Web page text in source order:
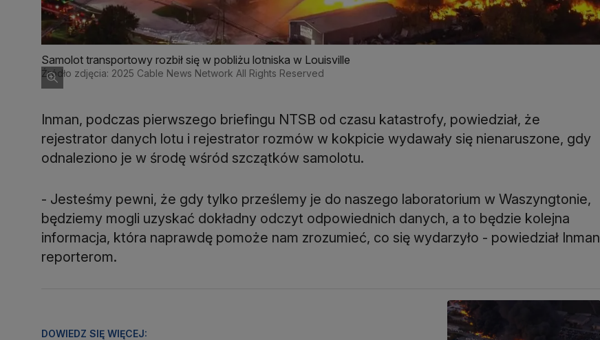
Samolot transportowy rozbił się w pobliżu lotniska w Louisville
Źródło zdjęcia: 2025 Cable News Network All Rights Reserved
Inman, podczas pierwszego briefingu NTSB od czasu katastrofy, powiedział, że
rejestrator danych lotu i rejestrator rozmów w kokpicie wydawały się nienaruszone, gdy
odnaleziono je w środę wśród szczątków samolotu.
- Jesteśmy pewni, że gdy tylko prześlemy je do naszego laboratorium w Waszyngtonie,
będziemy mogli uzyskać dokładny odczyt odpowiednich danych, a to będzie kolejna
informacja, która naprawdę pomoże nam zrozumieć, co się wydarzyło - powiedział Inman
reporterom.
DOWIEDZ SIĘ WIĘCEJ: